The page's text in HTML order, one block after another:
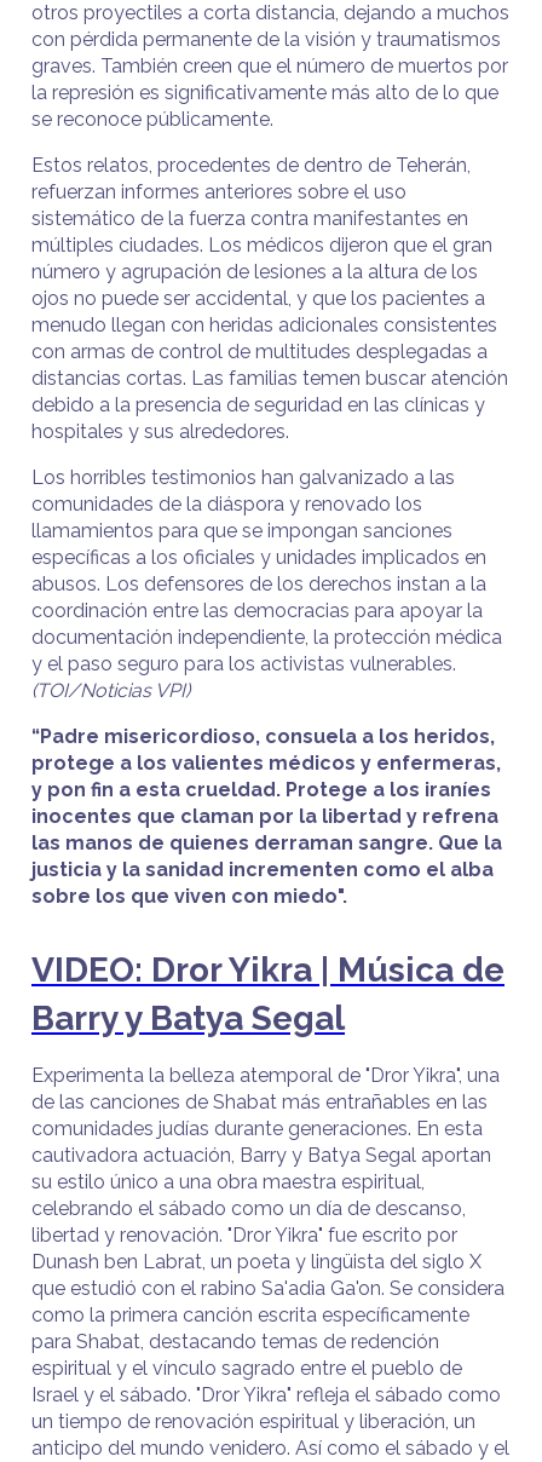
otros proyectiles a corta distancia, dejando a muchos
con pérdida permanente de la visión y traumatismos
graves. También creen que el número de muertos por
la represión es significativamente más alto de lo que
se reconoce públicamente.
Estos relatos, procedentes de dentro de Teherán,
refuerzan informes anteriores sobre el uso
sistemático de la fuerza contra manifestantes en
múltiples ciudades. Los médicos dijeron que el gran
número y agrupación de lesiones a la altura de los
ojos no puede ser accidental, y que los pacientes a
menudo llegan con heridas adicionales consistentes
con armas de control de multitudes desplegadas a
distancias cortas. Las familias temen buscar atención
debido a la presencia de seguridad en las clínicas y
hospitales y sus alrededores.
Los horribles testimonios han galvanizado a las
comunidades de la diáspora y renovado los
llamamientos para que se impongan sanciones
específicas a los oficiales y unidades implicados en
abusos. Los defensores de los derechos instan a la
coordinación entre las democracias para apoyar la
documentación independiente, la protección médica
y el paso seguro para los activistas vulnerables.
(TOI/Noticias VPI)
“Padre misericordioso, consuela a los heridos,
protege a los valientes médicos y enfermeras,
y pon fin a esta crueldad. Protege a los iraníes
inocentes que claman por la libertad y refrena
las manos de quienes derraman sangre. Que la
justicia y la sanidad incrementen como el alba
sobre los que viven con miedo".
VIDEO: Dror Yikra | Música de
Barry y Batya Segal
Experimenta la belleza atemporal de "Dror Yikra", una
de las canciones de Shabat más entrañables en las
comunidades judías durante generaciones. En esta
cautivadora actuación, Barry y Batya Segal aportan
su estilo único a una obra maestra espiritual,
celebrando el sábado como un día de descanso,
libertad y renovación. "Dror Yikra" fue escrito por
Dunash ben Labrat, un poeta y lingüista del siglo X
que estudió con el rabino Sa'adia Ga'on. Se considera
como la primera canción escrita específicamente
para Shabat, destacando temas de redención
espiritual y el vínculo sagrado entre el pueblo de
Israel y el sábado. "Dror Yikra" refleja el sábado como
un tiempo de renovación espiritual y liberación, un
anticipo del mundo venidero. Así como el sábado y el